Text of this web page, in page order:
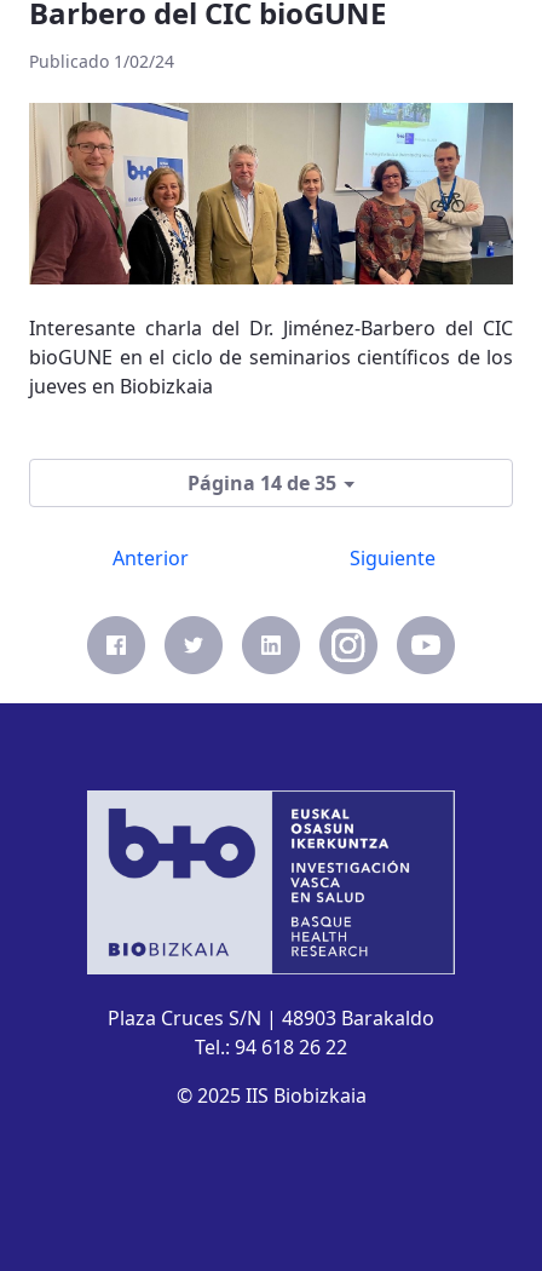
Barbero del CIC bioGUNE
Publicado 1/02/24
Interesante charla del Dr. Jiménez-Barbero del CIC
bioGUNE en el ciclo de seminarios científicos de los
jueves en Biobizkaia
Página 14 de 35
Anterior Siguiente
Plaza Cruces S/N | 48903 Barakaldo
Tel.: 94 618 26 22
© 2025 IIS Biobizkaia